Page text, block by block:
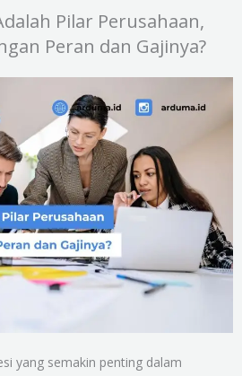
Pilar Perusahaan,
Peran dan Gajinya?
yang semakin penting dalam